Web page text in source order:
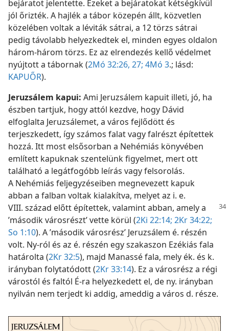
bejáratot jelentette. Ezeket a bejáratokat kétségkívül
jól őrizték. A hajlék a tábor közepén állt, közvetlen
közelében voltak a léviták sátrai, a 12 törzs sátrai
pedig távolabb helyezkedtek el, minden egyes oldalon
három-három törzs. Ez az elrendezés kellő védelmet
nyújtott a tábornak (2Mó 32:26, 27; 4Mó 3.; lásd:
KAPUŐR).
Jeruzsálem kapui: Ami Jeruzsálem kapuit illeti, jó, ha
észben tartjuk, hogy attól kezdve, hogy Dávid
elfoglalta Jeruzsálemet, a város fejlődött és
terjeszkedett, így számos falat vagy falrészt építettek
hozzá. Itt most elsősorban a Nehémiás könyvében
említett kapuknak szentelünk figyelmet, mert ott
található a legátfogóbb leírás vagy felsorolás.
A Nehémiás feljegyzéseiben megnevezett kapuk
abban a falban voltak kialakítva, melyet az i. e.
VIII. század előtt építettek, valamint abban, amely a
’második városrészt’ vette körül (2Ki 22:14; 2Kr 34:22;
So 1:10). A ’második városrész’ Jeruzsálem é. részén
volt. Ny-ról és az é. részén egy szakaszon Ezékiás fala
határolta (2Kr 32:5), majd Manassé fala, mely ék. és k.
irányban folytatódott (2Kr 33:14). Ez a városrész a régi
várostól és faltól É-ra helyezkedett el, de ny. irányban
nyilván nem terjedt ki addig, ameddig a város d. része.